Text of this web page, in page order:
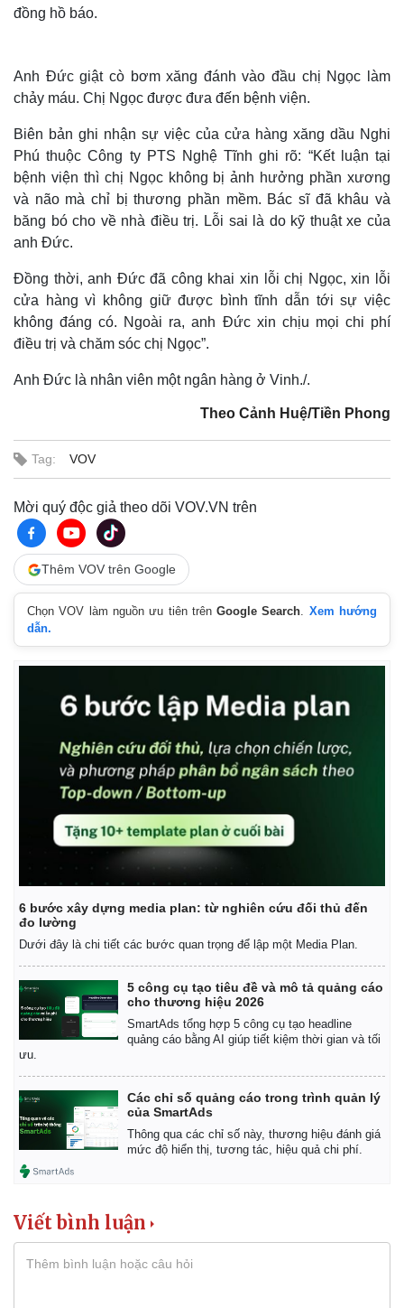
Thế giới
Multimedia
Ảnh
Kinh tế
Bất động sản
đồng hồ báo.
Anh Đức giật cò bơm xăng đánh vào đầu chị Ngọc làm
chảy máu. Chị Ngọc được đưa đến bệnh viện.
Biên bản ghi nhận sự việc của cửa hàng xăng dầu Nghi
Phú thuộc Công ty PTS Nghệ Tĩnh ghi rõ: “Kết luận tại
bệnh viện thì chị Ngọc không bị ảnh hưởng phần xương
và não mà chỉ bị thương phần mềm. Bác sĩ đã khâu và
băng bó cho về nhà điều trị. Lỗi sai là do kỹ thuật xe của
anh Đức.
Đồng thời, anh Đức đã công khai xin lỗi chị Ngọc, xin lỗi
cửa hàng vì không giữ được bình tĩnh dẫn tới sự việc
không đáng có. Ngoài ra, anh Đức xin chịu mọi chi phí
điều trị và chăm sóc chị Ngọc”.
Anh Đức là nhân viên một ngân hàng ở Vinh./.
Theo Cảnh Huệ/Tiền Phong
Tag: VOV
Mời quý độc giả theo dõi VOV.VN trên
Thêm VOV trên Google
Chọn VOV làm nguồn ưu tiên trênGoogle Search. Xem hướng
dẫn.
6 bước xây dựng media plan: từ nghiên cứu đối thủ đến
đo lường
Dưới đây là chi tiết các bước quan trọng để lập một Media Plan.
5 công cụ tạo tiêu đề và mô tả quảng cáo
cho thương hiệu 2026
SmartAds tổng hợp 5 công cụ tạo headline
quảng cáo bằng AI giúp tiết kiệm thời gian và tối
ưu.
Các chỉ số quảng cáo trong trình quản lý
của SmartAds
Thông qua các chỉ số này, thương hiệu đánh giá
mức độ hiển thị, tương tác, hiệu quả chi phí.
Viết bình luận